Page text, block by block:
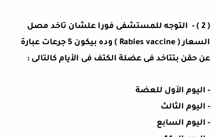
( 2 ) - التوجه للمستشفى فورا علشان تاخد مصل
السعار ( Rabies vaccine ) وده بيكون 5 جرعات عبارة
عن حقن بتتاخد فى عضلة الكتف فى الأيام كالتالى :
- اليوم الأول للعضة
- اليوم الثالث
- اليوم السابع